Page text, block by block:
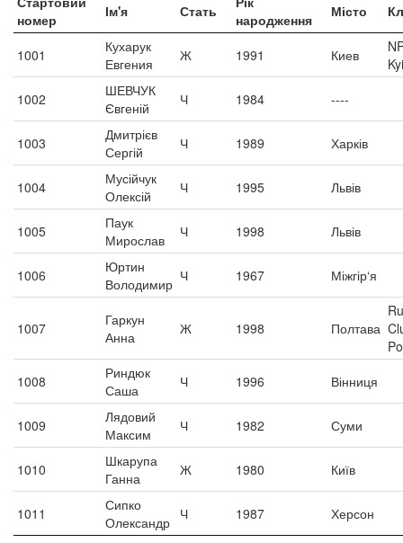
номер
Ім'я Стать
народження
Місто
1001
Кухарук
Евгения
Ж 1991 Киев
1002
ШЕВЧУК
Євгеній
Ч 1984 ----
1003
Дмитрієв
Сергій
Ч 1989 Харків
1004
Мусійчук
Олексій
Ч 1995 Львів
1005
Паук
Мирослав
Ч 1998 Львів
1006
Юртин
Володимир Ч 1967 Міжгір‘я
1007
Гаркун
Анна
Ж 1998 Полтава
1008
Риндюк
Саша
Ч 1996 Вінниця
1009
Лядовий
Максим
Ч 1982 Суми
1010
Шкарупа
Ганна
Ж 1980 Київ
1011
Сипко
Олександр Ч 1987 Херсон